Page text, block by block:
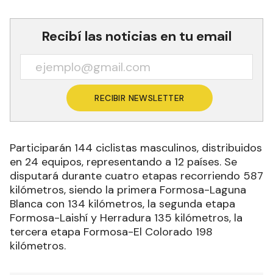
Recibí las noticias en tu email
RECIBIR NEWSLETTER
Participarán 144 ciclistas masculinos, distribuidos
en 24 equipos, representando a 12 países. Se
disputará durante cuatro etapas recorriendo 587
kilómetros, siendo la primera Formosa-Laguna
Blanca con 134 kilómetros, la segunda etapa
Formosa-Laishí y Herradura 135 kilómetros, la
tercera etapa Formosa-El Colorado 198
kilómetros.